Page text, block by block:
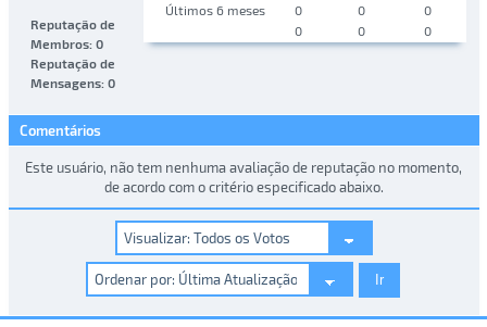
Reputação de
Membros: 0
Reputação de
Mensagens: 0
Últimos 6 meses
0 0
0
0
0 0
Comentários
Este usuário, não tem nenhuma avaliação de reputação no momento,
de acordo com o critério especificado abaixo.